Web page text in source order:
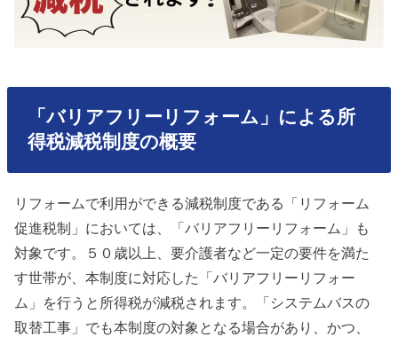
「バリアフリーリフォーム」による所
得税減税制度の概要
リフォームで利用ができる減税制度である「リフォーム
促進税制」においては、「バリアフリーリフォーム」も
対象です。５０歳以上、要介護者など一定の要件を満た
す世帯が、本制度に対応した「バリアフリーリフォー
ム」を行うと所得税が減税されます。「システムバスの
取替工事」でも本制度の対象となる場合があり、かつ、